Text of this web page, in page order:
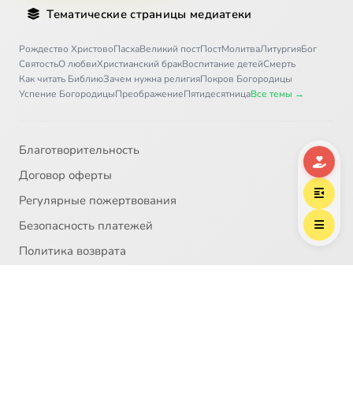
Тематические страницы медиатеки
Рождество ХристовоПасхаВеликий постПостМолитваЛитургияБог
СвятостьО любвиХристианский бракВоспитание детейСмерть
Как читать БиблиюЗачем нужна религияПокров Богородицы
Успение БогородицыПреображениеПятидесятницаВсе темы →
Благотворительность
Договор оферты
Регулярные пожертвования
Безопасность платежей
Политика возврата